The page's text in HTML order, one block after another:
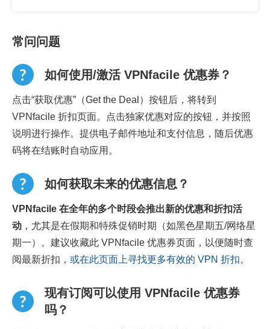
常问问题
如何使用/激活 VPNfacile 优惠券？
点击“获取优惠”（Get the Deal）按钮后，将转到
VPNfacile 折扣页面。点击独家优惠对应的按钮，并按照
说明进行操作。提供电子邮件地址和支付信息，随后优惠
码将在结账时自动应用。
如何获取未来的优惠信息？
VPNfacile 在全年的多个时段会推出新的优惠和折扣活
动 ，尤其是在假期和特殊促销时期（如黑色星期五/网络星
期一）。建议收藏此 VPNfacile 优惠券页面，以便随时查
阅最新折扣， 或在此页面上寻找更多有效的 VPN 折扣。
现有订阅可以使用 VPNfacile 优惠券
吗？